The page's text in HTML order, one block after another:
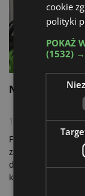
[ATB] Wywiady
Nowe marki,
19.04.2022
Firma Serafin z
zajmuje się m.in.
dystrybucją
komunalnych.
zasypia jednak
cookie
polityki
POKAŻ
(1532) →